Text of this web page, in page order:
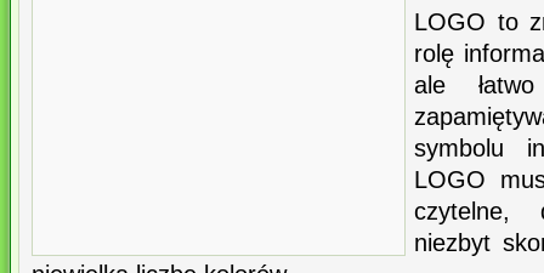
LOGO to
rolę
ale
symbolu
LOGO
czytelne,
niezbyt